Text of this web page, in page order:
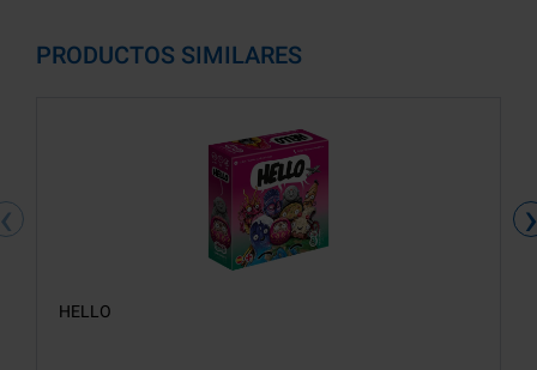
PRODUCTOS SIMILARES
HELLO
‹ ›